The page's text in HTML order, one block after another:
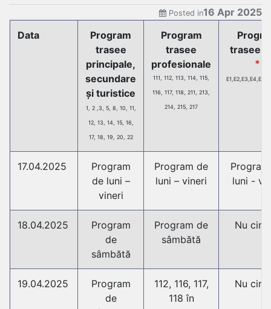
Posted in16 Apr 2025
Data
Program
trasee
principale,
secundare
și turistice
1, 2 ,3, 5, 8, 10, 11,
12, 13, 14, 15, 16,
17, 18, 19, 20, 22
Program
trasee
profesionale
111, 112, 113, 114, 115,
116, 117, 118, 211, 213,
214, 215, 217
trasee
*
17.04.2025
Program
de luni –
vineri
Program de
luni – vineri
luni -
18.04.2025
Program
de
sâmbătă
Program de
sâmbătă
Nu
19.04.2025
Program
de
112, 116, 117,
118 în
Nu